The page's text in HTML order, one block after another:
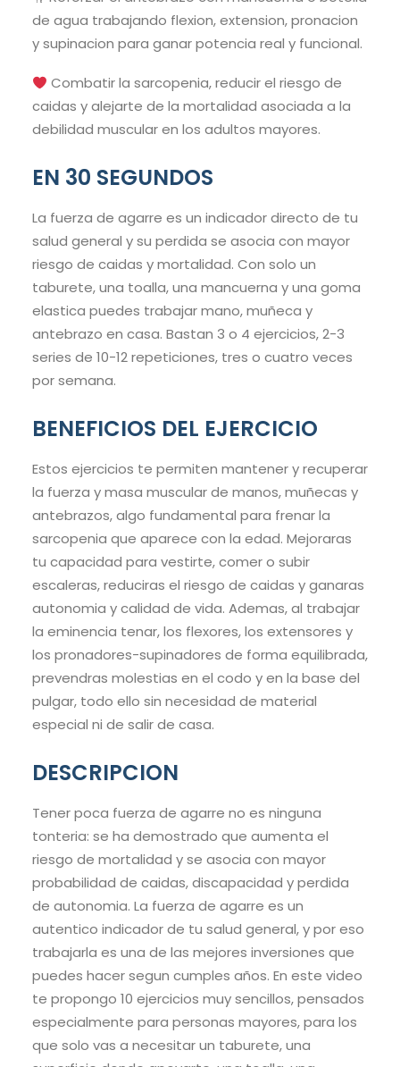
de agua trabajando flexion, extension, pronacion
y supinacion para ganar potencia real y funcional.
Combatir la sarcopenia, reducir el riesgo de
caidas y alejarte de la mortalidad asociada a la
debilidad muscular en los adultos mayores.
EN 30 SEGUNDOS
La fuerza de agarre es un indicador directo de tu
salud general y su perdida se asocia con mayor
riesgo de caidas y mortalidad. Con solo un
taburete, una toalla, una mancuerna y una goma
elastica puedes trabajar mano, muñeca y
antebrazo en casa. Bastan 3 o 4 ejercicios, 2-3
series de 10-12 repeticiones, tres o cuatro veces
por semana.
BENEFICIOS DEL EJERCICIO
Estos ejercicios te permiten mantener y recuperar
la fuerza y masa muscular de manos, muñecas y
antebrazos, algo fundamental para frenar la
sarcopenia que aparece con la edad. Mejoraras
tu capacidad para vestirte, comer o subir
escaleras, reduciras el riesgo de caidas y ganaras
autonomia y calidad de vida. Ademas, al trabajar
la eminencia tenar, los flexores, los extensores y
los pronadores-supinadores de forma equilibrada,
prevendras molestias en el codo y en la base del
pulgar, todo ello sin necesidad de material
especial ni de salir de casa.
DESCRIPCION
Tener poca fuerza de agarre no es ninguna
tonteria: se ha demostrado que aumenta el
riesgo de mortalidad y se asocia con mayor
probabilidad de caidas, discapacidad y perdida
de autonomia. La fuerza de agarre es un
autentico indicador de tu salud general, y por eso
trabajarla es una de las mejores inversiones que
puedes hacer segun cumples años. En este video
te propongo 10 ejercicios muy sencillos, pensados
especialmente para personas mayores, para los
que solo vas a necesitar un taburete, una